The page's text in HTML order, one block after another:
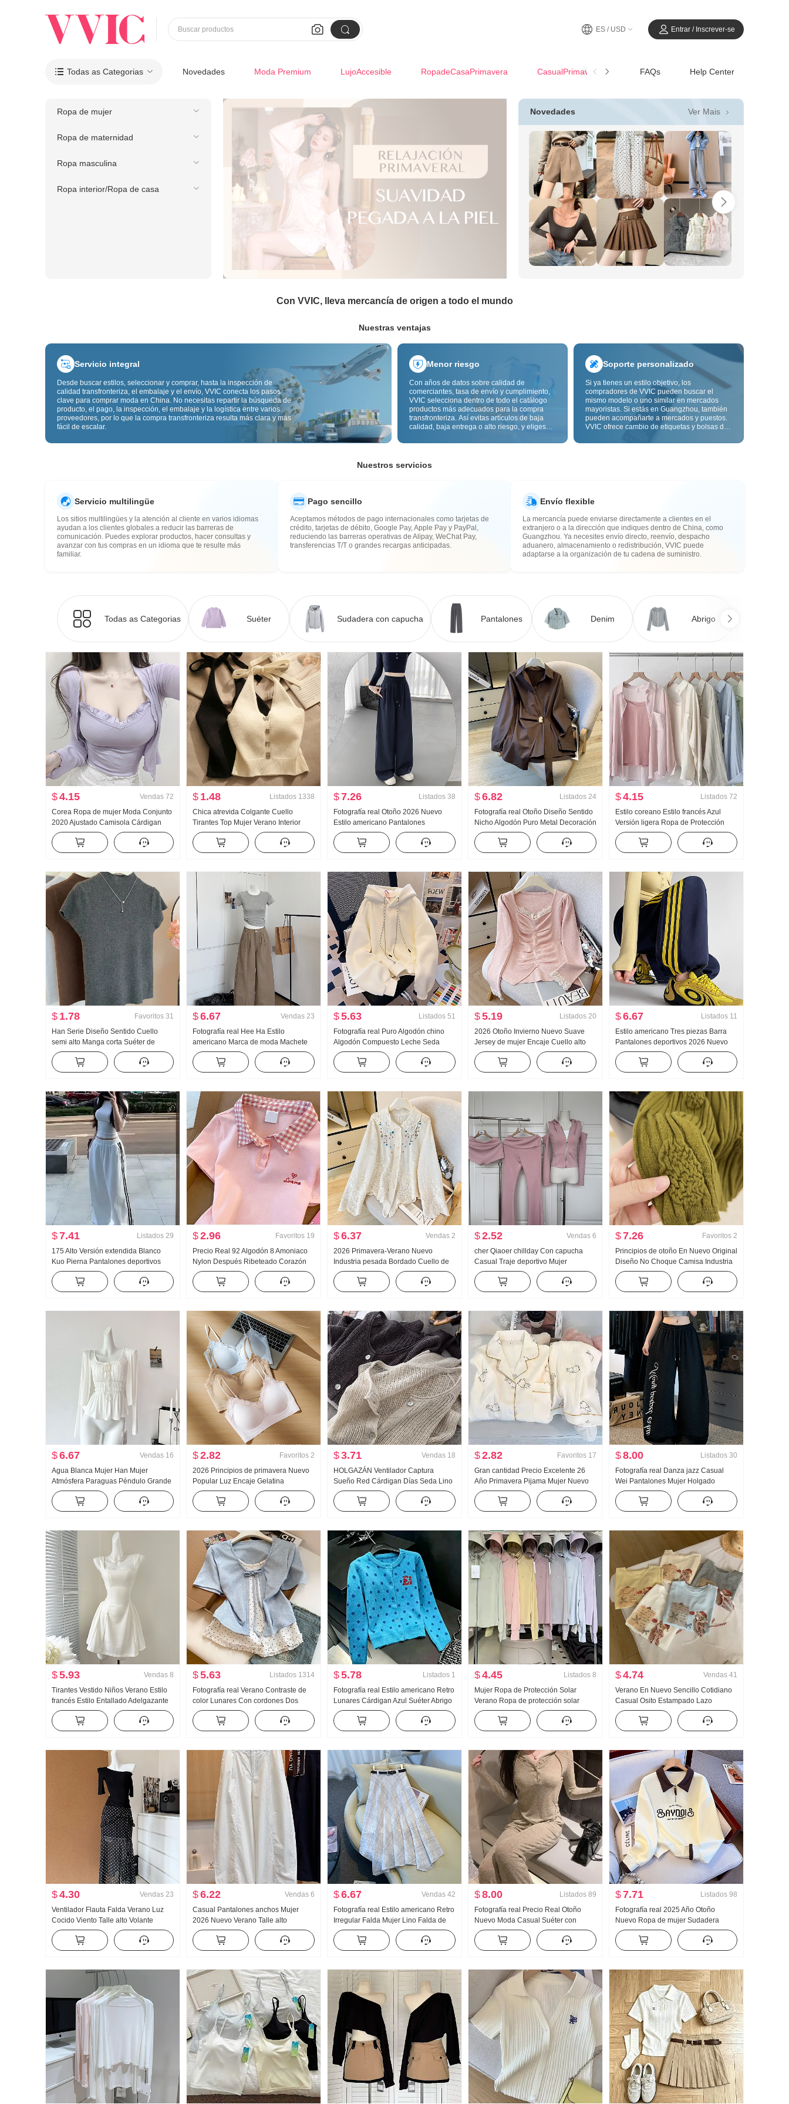
 
Buscar productos ES / USD Entrar / Inscrever-se
 Todas as Categorias Novedades Moda Premium LujoAccesible RopadeCasaPrimavera CasualPrimavera-Verano FAQs Help Center
Ropa de mujer
Ropa de maternidad
Ropa masculina
Ropa interior/Ropa de casa
Novedades Ver Mais 
Con VVIC, lleva mercancía de origen a todo el mundo
Nuestras ventajas
Servicio integral
Desde buscar estilos, seleccionar y comprar, hasta la inspección de
calidad transfronteriza, el embalaje y el envío, VVIC conecta los pasos
clave para comprar moda en China. No necesitas repartir la búsqueda de
producto, el pago, la inspección, el embalaje y la logística entre varios
proveedores, por lo que la compra transfronteriza resulta más clara y más
fácil de escalar.
Menor riesgo
Con años de datos sobre calidad de
comerciantes, tasa de envío y cumplimiento,
VVIC selecciona dentro de todo el catálogo
productos más adecuados para la compra
transfronteriza. Así evitas artículos de baja
calidad, baja entrega o alto riesgo, y eliges
calidad transfronteriza y las etiquetas de
aduana y posventa.
Soporte personalizado
Si ya tienes un estilo objetivo, los
compradores de VVIC pueden buscar el
mismo modelo o uno similar en mercados
mayoristas. Si estás en Guangzhou, también
pueden acompañarte a mercados y puestos.
VVIC ofrece cambio de etiquetas y bolsas de
imagen o muestra, para que tu compra sea
Nuestros servicios
Servicio multilingüe
Los sitios multilingües y la atención al cliente en varios idiomas
ayudan a los clientes globales a reducir las barreras de
comunicación. Puedes explorar productos, hacer consultas y
avanzar con tus compras en un idioma que te resulte más
familiar.
Pago sencillo
Aceptamos métodos de pago internacionales como tarjetas de
crédito, tarjetas de débito, Google Pay, Apple Pay y PayPal,
reduciendo las barreras operativas de Alipay, WeChat Pay,
transferencias T/T o grandes recargas anticipadas.
Envío flexible
La mercancía puede enviarse directamente a clientes en el
extranjero o a la dirección que indiques dentro de China, como
Guangzhou. Ya necesites envío directo, reenvío, despacho
aduanero, almacenamiento o redistribución, VVIC puede
adaptarse a la organización de tu cadena de suministro.
Todas as Categorias Suéter Sudadera con capucha Pantalones Denim Abrigo
$4.15 Vendas 72
Corea Ropa de mujer Moda Conjunto
2020 Ajustado Camisola Cárdigan
Conjunto de dos piezas Camiseta Top
Mujer
$ 1.48 Listados 1338
Chica atrevida Colgante Cuello
Tirantes Top Mujer Verano Interior
Partido Para uso exterior Belleza
Espalda Ajustado Diseño Sentido
Hombros descubiertos Corto tejido de
$7.26 Listados 38
Fotografía real Otoño 2026 Nuevo
Estilo americano Pantalones
deportivos Mujer Talle bajo Holgado
HOLGAZÁN Kuo Pierna Casual Wei
Pantalones Pantalones de pierna
$6.82 Listados 24
Fotografía real Otoño Diseño Sentido
Nicho Algodón Puro Metal Decoración
Entallado Adelgazante Holgado
Manga Larga Camisa Top Mujer
$4.15 Listados 72
Estilo coreano Estilo francés Azul
Versión ligera Ropa de Protección
Solar Manga Larga Camisa Mujer
Ropa de verano Holgado Casual
HOLGAZÁN Manga Larga Sencillo
$ 1.78 Favoritos 31
Han Serie Diseño Sentido Cuello
semi alto Manga corta Suéter de
punto Mujer Otoño 2024 Nuevo Color
sólido Versátil Ajustado Adelgazante
Top
$6.67 Vendas 23
Fotografía real Hee Ha Estilo
americano Marca de moda Machete
Vaqueros Holgado Kuo Pierna Casual
Pantalones
$5.63 Listados 51
Fotografía real Puro Algodón chino
Algodón Compuesto Leche Seda
Sudadera Mujer Versión ligera 2025
Otoño Nuevo Con capucha Manga
Larga Camiseta Top
$5.19 Listados 20
2026 Otoño Invierno Nuevo Suave
Jersey de mujer Encaje Cuello alto
Acolchado Suéter de punto Mujer
Diseño Sentido Encaje Manga Larga
Top
$6.67 Listados 11
Estilo americano Tres piezas Barra
Pantalones deportivos 2026 Nuevo
Otoño Talle alto Kuo Pierna Puño
ajustado Pantalones casuales Wei
Pantalones Pantalones cargo
$7.41 Listados 29
175 Alto Versión extendida Blanco
Kuo Pierna Pantalones deportivos
Mujer Primavera y otoño Nuevo
Versátil Rayas Casual Arrastrando
Pantalones
$2.96 Favoritos 19
Precio Real 92 Algodón 8 Amoniaco
Nylon Después Ribeteado Corazón
Bordado Dulce Corto Cuello polo
Camiseta Ajustado Petite Moda
$6.37 Vendas 2
2026 Primavera-Verano Nuevo
Industria pesada Bordado Cuello de
muñeca Camisa para mujer Estilo
francés Retro Protección solar
Cárdigan
$2.52 Vendas 6
cher Qiaoer chillday Con capucha
Casual Traje deportivo Mujer
Primavera Hombros descubiertos
Abrigo pantalones acampanados
Conjunto de tres piezas
$7.26 Favoritos 2
Principios de otoño En Nuevo Original
Diseño No Choque Camisa Industria
pesada Jacquard tejido de punto Top
Mujer Otoño Nuevo Adelgazante
$6.67 Vendas 16
Agua Blanca Mujer Han Mujer
Atmósfera Paraguas Péndulo Grande
u Collar Tirantes Dos Ropa Diseño
Sentido Cárdigan Mujer Verano
Adelgazante Tirantes Top
$2.82 Favoritos 2
2026 Principios de primavera Nuevo
Popular Luz Encaje Gelatina
Pegamento Tira Corsé Interior
Cinturón Pecho Almohadilla
Adelgazante Chaleco para mujer
$3.71 Vendas 18
HOLGAZÁN Ventilador Captura
Sueño Red Cárdigan Días Seda Lino
Hecho a mano Selección Agujero
Calado tejido de punto Cárdigan
Mujer Acondicionador de aire Camisa
$2.82 Favoritos 17
Gran cantidad Precio Excelente 26
Año Primavera Pijama Mujer Nuevo
Nubes Algodón Manga Larga
Pequeño cuello vuelto Ropa de casa
Conjunto Transmisión en vivo Alto
$8.00 Listados 30
Fotografía real Danza jazz Casual
Wei Pantalones Mujer Holgado
Adelgazante Pantalones deportivos
Vertical Sentido Cómodo Pantalones
de pierna ancha Puño ajustado
$5.93 Vendas 8
Tirantes Vestido Niños Verano Estilo
francés Estilo Entallado Adelgazante
Vestido sin mangas Minifalda
$5.63 Listados 1314
Fotografía real Verano Contraste de
color Lunares Con cordones Dos
piezas falsas Manga corta Camiseta
Mujer Verano Nuevo Estilo dulce
Nicho Top
$5.78 Listados 1
Fotografía real Estilo americano Retro
Lunares Cárdigan Azul Suéter Abrigo
para mujer Otoño Nuevo HOLGAZÁN
Viento Suéter de punto Top ins
$4.45 Listados 8
Mujer Ropa de Protección Solar
Verano Ropa de protección solar
Nailon Versión ligera Hielo Seda
Transpirable Abrigo Holgado Talla
grande Sudadera con capucha
$4.74 Vendas 41
Verano En Nuevo Sencillo Cotidiano
Casual Osito Estampado Lazo
Holgado Nicho Manga corta Camiseta
Estilo coreano tejido de punto Top
$4.30 Vendas 23
Ventilador Flauta Falda Verano Luz
Cocido Viento Talle alto Volante
Abertura Negro Lunares Falda Días
Seda Oblicuo Hombro Ropa
$6.22 Vendas 6
Casual Pantalones anchos Mujer
2026 Nuevo Verano Talle alto
Adelgazante Talla grande Petite
Sencillo Holgado Nueve puntos
Machete Pantalones
$6.67 Vendas 42
Fotografía real Estilo americano Retro
Irregular Falda Mujer Lino Falda de
longitud media Cuadros Falda de
línea A Irregular Cola de pez Péndulo
Falda
$8.00 Listados 89
Fotografía real Precio Real Otoño
Nuevo Moda Casual Suéter con
capucha Wei Pantalones Adelgazante
Conjunto Traje deportivo Mujer Moda
$7.71 Listados 98
Fotografía real 2025 Año Otoño
Nuevo Ropa de mujer Sudadera
Reducción de edad Mitad Cremallera
Moda Cuello polo Casual Versátil
Adelgazante